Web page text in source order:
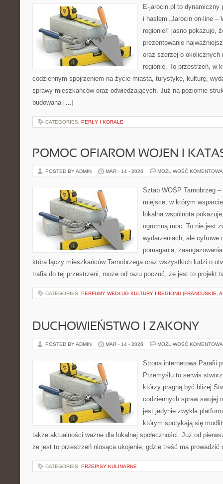
E-jarocin.pl to dynamiczny
i hasłem „Jarocin on-line
regionie!” jasno pokazuje,
prezentowanie
oraz szerzej o okolicznych
regionie. To przestrzeń, w
codziennym spojrzeniem na życie miasta, turystykę, kulturę,
sprawy mieszkańców oraz odwiedzających. Już na poziomie
budowana […]
CATEGORIES: PERŁY I KORALE
POMOC OFIAROM WOJEN I
POSTED BY ADMIN MAR - 14 - 2026 MOŻLIWOŚĆ
Sztab WOŚP Tarnobrzeg
miejsce, w którym
lokalna wspólnota
ogromną moc. To nie jest
wydarzeniach, ale cyfrowe
pomagania,
która łączy mieszkańców Tarnobrzega oraz wszystkich ludzi o
trafia do tej przestrzeni, może od razu poczuć, że jest to projekt
CATEGORIES: PERFUMY WEDŁUG KULTURY I REGIONU (FRANCUSKIE,
DUCHOWIEŃSTWO I ZAKONY
POSTED BY ADMIN MAR - 14 - 2026 MOŻLIWOŚĆ
Strona internetowa Parafii
Przemyślu to serwis
którzy pragną być bliżej
codziennych spraw swojej
jest jedynie zwykła
którym spotykają się
także aktualności ważne dla lokalnej społeczności. Już od
że jest to przestrzeń niosąca ukojenie, gdzie treść ma
CATEGORIES: PRZEPISY KULINARNE